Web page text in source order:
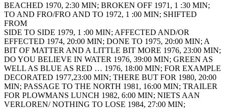
BEACHED 1970, 2:30 MIN; BROKEN OFF 1971, 1 :30 MIN;
TO AND FRO/FRO AND TO 1972, 1 :00 MIN; SHIFTED
FROM
SIDE TO SIDE 1979, 1 :00 MIN; AFFECTED AND/OR
EFFECTED 1974, 20:00 MIN; DONE TO 1975, 20:00 MIN; A
BIT OF MATTER AND A LITTLE BIT MORE 1976, 23:00 MIN;
DO YOU BELIEVE IN WATER 1976, 39:00 MIN; GREEN AS
WELL AS BLUE AS RED … 1976, 18:00 MIN; FOR EXAMPLE
DECORATED 1977,23:00 MIN; THERE BUT FOR 1980, 20:00
MIN; PASSAGE TO THE NORTH 1981, 16:00 MIN; TRAILER
FOR PLOWMANS LUNCH 1982, 6:00 MIN; NIETS AAN
VERLOREN/ NOTHING TO LOSE 1984, 27:00 MIN;